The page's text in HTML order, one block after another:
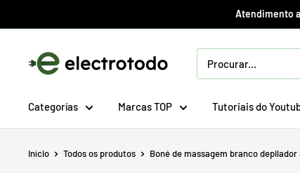
direto
Atendimento
Electrotodo.es
Categorías Marcas TOP Tutoriais do
Início Todos os produtos Boné de massagem branco depilador